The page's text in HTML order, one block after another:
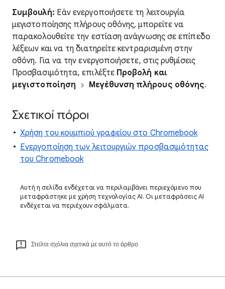
Συμβουλή: Εάν ενεργοποιήσετε τη λειτουργία
μεγιστοποίησης πλήρους οθόνης, μπορείτε να
παρακολουθείτε την εστίαση ανάγνωσης σε επίπεδο
λέξεων και να τη διατηρείτε κεντραρισμένη στην
οθόνη. Για να την ενεργοποιήσετε, στις ρυθμίσεις
Προσβασιμότητα, επιλέξτε Προβολή και
μεγιστοποίηση
Μεγέθυνση πλήρους οθόνης.
Σχετικοί πόροι
Χρήση του κουμπιού γραφείου στο Chromebook
Ενεργοποίηση των λειτουργιών προσβασιμότητας
του Chromebook
Αυτή η σελίδα ενδέχεται να περιλαμβάνει περιεχόμενο που
μεταφράστηκε με χρήση τεχνολογίας AI. Οι μεταφράσεις AI
ενδέχεται να περιέχουν σφάλματα.
Στείλτε σχόλια σχετικά με αυτό το άρθρο